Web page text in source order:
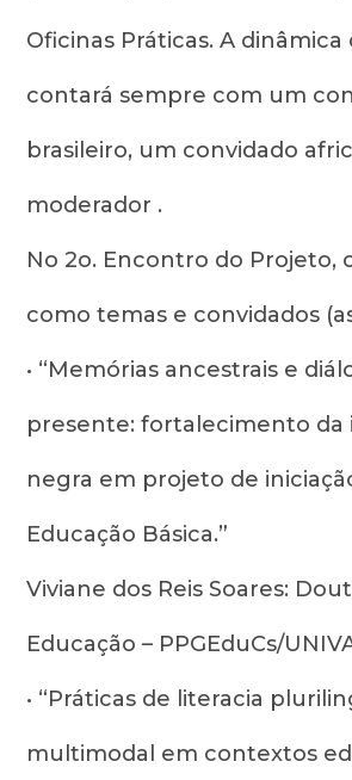
Oficinas Práticas. A
contará sempre com um
brasileiro, um convidado
moderador .
No 2o. Encontro do Projeto,
como temas e convidados
• “Memórias ancestrais e
presente: fortalecimento da
negra em projeto de
Educação Básica.”
Viviane dos Reis Soares:
Educação – PPGEduCs/
• “Práticas de literacia
multimodal em contextos